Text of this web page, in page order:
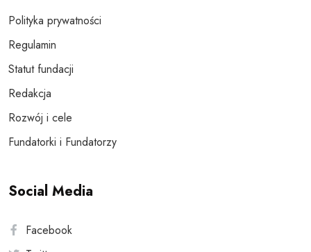
Polityka prywatności
Regulamin
Statut fundacji
Redakcja
Rozwój i cele
Fundatorki i Fundatorzy
Social Media
Facebook